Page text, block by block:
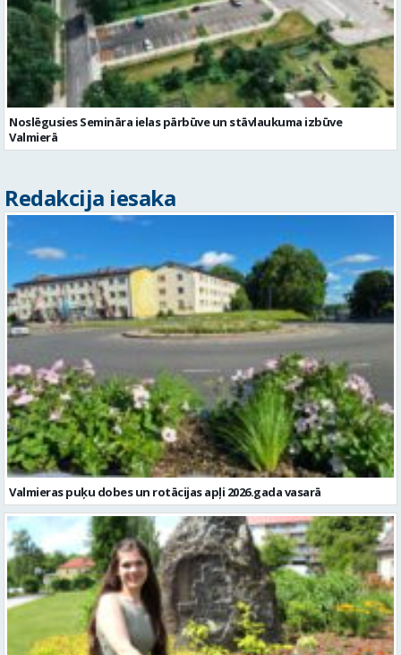
Noslēgusies Semināra ielas pārbūve un stāvlaukuma izbūve
Valmierā
Redakcija iesaka
Valmieras puķu dobes un rotācijas apļi 2026.gada vasarā